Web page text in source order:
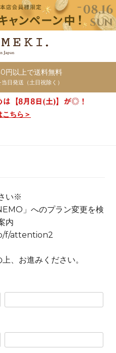
円以上で送料無料
日発送（土日祝除く）
ちら＞
い※
」へのプラン変更を検
内
f/attention2
、お進みください。